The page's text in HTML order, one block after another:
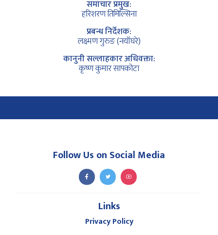
समाचार प्रमुख:
हरिशरण तिमिल्सिना
प्रबन्ध निर्देशक:
लक्ष्मण गुरुङ (नयाँघरे)
कानुनी सल्लाहकार अधिवक्ता:
कृष्ण कुमार सापकोटा
Follow Us on Social Media
Links
Privacy Policy